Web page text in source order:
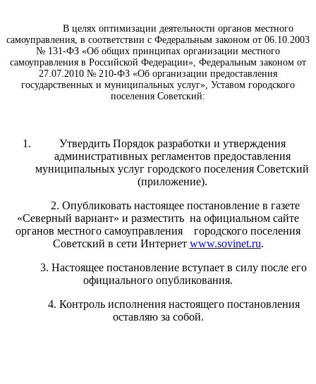
В целях оптимизации деятельности органов местного
самоуправления, в соответствии с Федеральным законом от 06.10.2003
№ 131-ФЗ «Об общих принципах организации местного
самоуправления в Российской Федерации», Федеральным законом от
27.07.2010 № 210-ФЗ «Об организации предоставления
государственных и муниципальных услуг», Уставом городского
поселения Советский:
Утвердить Порядок разработки и утверждения
административных регламентов предоставления
муниципальных услуг городского поселения Советский
(приложение).
2. Опубликовать настоящее постановление в газете
«Северный вариант» и разместить на официальном сайте
органов местного самоуправления городского поселения
Советский в сети Интернет www.sovinet.ru.
3. Настоящее постановление вступает в силу после его
официального опубликования.
4. Контроль исполнения настоящего постановления
оставляю за собой.